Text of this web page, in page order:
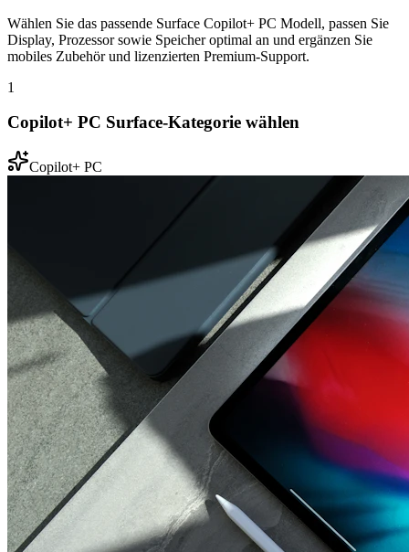
Wählen Sie das passende Surface Copilot+ PC Modell, passen Sie
Display, Prozessor sowie Speicher optimal an und ergänzen Sie
mobiles Zubehör und lizenzierten Premium-Support.
1
Copilot+ PC Surface-Kategorie wählen
Copilot+ PC